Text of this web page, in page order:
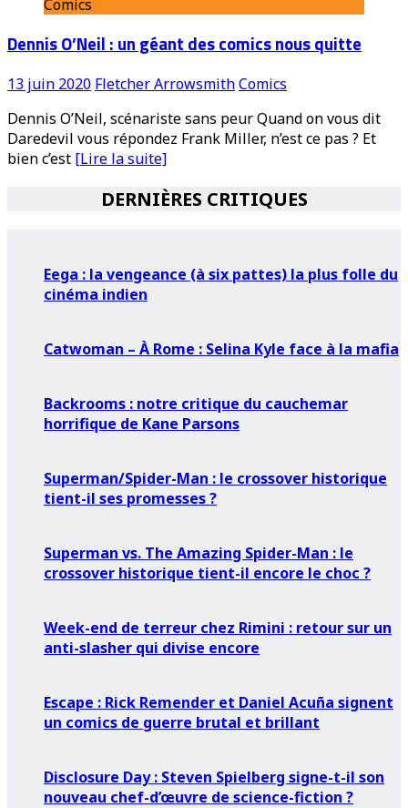
Comics
Dennis O’Neil : un géant des comics nous quitte
13 juin 2020 Fletcher ArrowsmithComics
Dennis O’Neil, scénariste sans peur Quand on vous dit
Daredevil vous répondez Frank Miller, n’est ce pas ? Et
bien c’est [Lire la suite]
DERNIÈRES CRITIQUES
Eega : la vengeance (à six pattes) la plus folle du
cinéma indien
Catwoman – À Rome : Selina Kyle face à la mafia
Backrooms : notre critique du cauchemar
horrifique de Kane Parsons
Superman/Spider-Man : le crossover historique
tient-il ses promesses ?
Superman vs. The Amazing Spider-Man : le
crossover historique tient-il encore le choc ?
Week-end de terreur chez Rimini : retour sur un
anti-slasher qui divise encore
Escape : Rick Remender et Daniel Acuña signent
un comics de guerre brutal et brillant
Disclosure Day : Steven Spielberg signe-t-il son
nouveau chef-d’œuvre de science-fiction ?